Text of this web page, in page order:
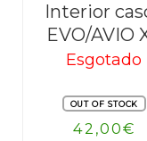
Interior
EVO/AVIO
Esgotado
OUT OF STOCK
42,00€